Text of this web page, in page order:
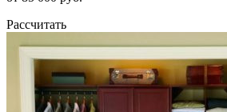
Рассчитать